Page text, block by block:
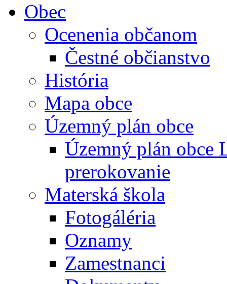
Obec
Ocenenia občanom
Čestné občianstvo
História
Mapa obce
Územný plán obce
Územný plán obce
prerokovanie
Materská škola
Fotogáléria
Oznamy
Zamestnanci